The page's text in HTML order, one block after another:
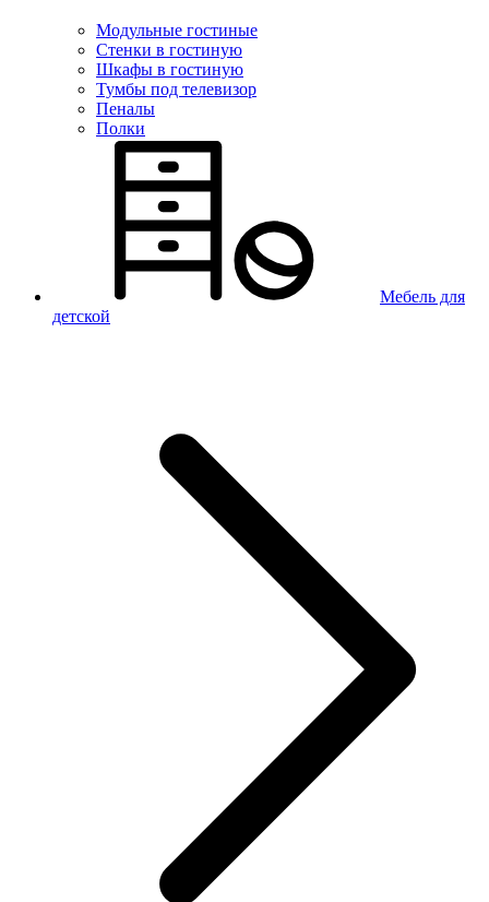
Модульные гостиные
Стенки в гостиную
Шкафы в гостиную
Тумбы под телевизор
Пеналы
Полки
Мебель для
детской